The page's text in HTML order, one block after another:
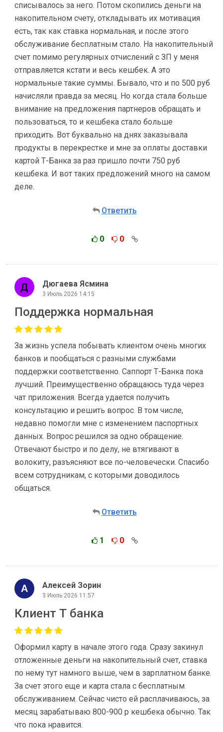
списывалось за него. Потом скопились деньги на
накопительном счету, откладывать их мотивация
есть, так как ставка нормальная, и после этого
обслуживание бесплатным стало. На накопительный
счет помимо регулярных отчислений с ЗП у меня
отправляется кстати и весь кешбек. А это
нормальные такие суммы. Бывало, что и по 500 руб
начисляли правда за месяц. Но когда стала больше
внимание на предложения партнеров обращать и
пользоваться, то и кешбека стало больше
приходить. Вот буквально на днях заказывала
продукты в перекрестке и мне за оплаты доставки
картой Т-Банка за раз пришло почти 750 руб
кешбека. И вот таких предложений много на самом
деле.
Ответить
0 0
Дюгаева Ясмина
3 Июль 2026 14:15
Поддержка нормальная
За жизнь успела побывать клиентом очень многих
банков и пообщаться с разными службами
поддержки соответственно. Саппорт Т-Банка пока
лучший. Преимущественно обращаюсь туда через
чат приложения. Всегда удается получить
консультацию и решить вопрос. В том числе,
недавно помогли мне с изменением паспортных
данных. Вопрос решился за одно обращение.
Отвечают быстро и по делу, не втягивают в
волокиту, разъясняют все по-человечески. Спасибо
всем сотрудникам, с которыми доводилось
общаться.
Ответить
1 0
Алексей Зорин
3 Июль 2026 11:57
Клиент Т банка
Оформил карту в начале этого года. Сразу закинул
отложенные деньги на накопительный счет, ставка
по нему тут намного выше, чем в зарплатном банке.
За счет этого еще и карта стала с бесплатным
обслуживанием. Сейчас чисто ей расплачиваюсь, за
месяц зарабатываю 800-900 р кешбека обычно. Так
что пока нравится.